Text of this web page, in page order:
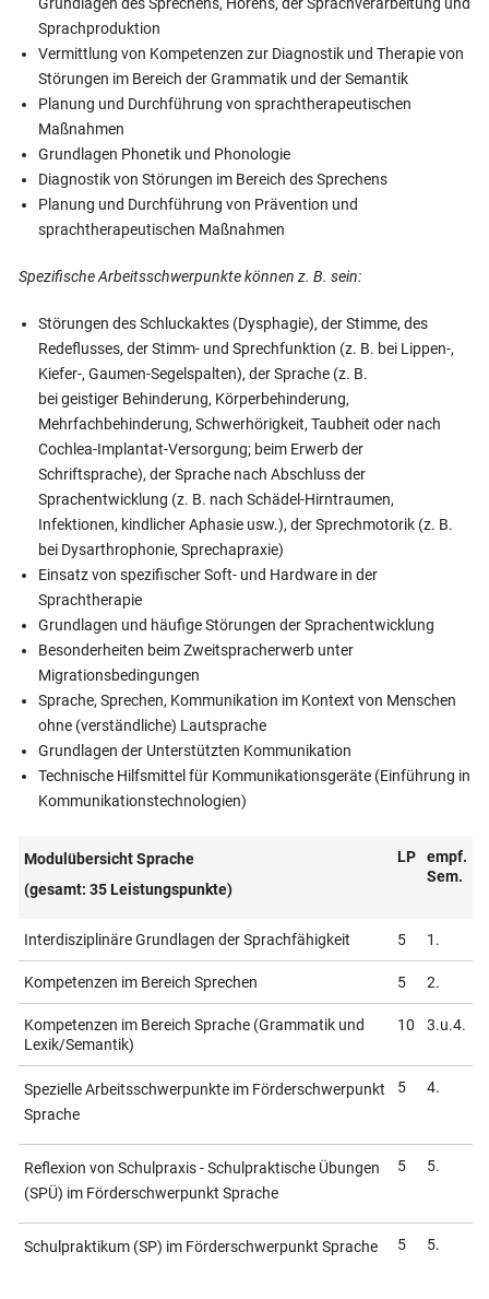
Sprachproduktion
Vermittlung von Kompetenzen zur Diagnostik und Therapie von
Störungen im Bereich der Grammatik und der Semantik
Planung und Durchführung von sprachtherapeutischen
Maßnahmen
Grundlagen Phonetik und Phonologie
Diagnostik von Störungen im Bereich des Sprechens
Planung und Durchführung von Prävention und
sprachtherapeutischen Maßnahmen
Spezifische Arbeitsschwerpunkte können z. B. sein:
Störungen des Schluckaktes (Dysphagie), der Stimme, des
Redeflusses, der Stimm- und Sprechfunktion (z. B. bei Lippen-,
Kiefer-, Gaumen-Segelspalten), der Sprache (z. B.
bei geistiger Behinderung, Körperbehinderung,
Mehrfachbehinderung, Schwerhörigkeit, Taubheit oder nach
Cochlea-Implantat-Versorgung; beim Erwerb der
Schriftsprache), der Sprache nach Abschluss der
Sprachentwicklung (z. B. nach Schädel-Hirntraumen,
Infektionen, kindlicher Aphasie usw.), der Sprechmotorik (z. B.
bei Dysarthrophonie, Sprechapraxie)
Einsatz von spezifischer Soft- und Hardware in der
Sprachtherapie
Grundlagen und häufige Störungen der Sprachentwicklung
Besonderheiten beim Zweitspracherwerb unter
Migrationsbedingungen
Sprache, Sprechen, Kommunikation im Kontext von Menschen
ohne (verständliche) Lautsprache
Grundlagen der Unterstützten Kommunikation
Technische Hilfsmittel für Kommunikationsgeräte (Einführung in
Kommunikationstechnologien)
Modulübersicht Sprache
(gesamt: 35 Leistungspunkte)
LP
empf.
Sem.
Interdisziplinäre Grundlagen der Sprachfähigkeit 5 1.
Kompetenzen im Bereich Sprechen 5 2.
Kompetenzen im Bereich Sprache (Grammatik und
Lexik/Semantik)
10 3.u.4.
Spezielle Arbeitsschwerpunkte im Förderschwerpunkt
Sprache
5 4.
Reflexion von Schulpraxis - Schulpraktische Übungen
(SPÜ) im Förderschwerpunkt Sprache
5 5.
Schulpraktikum (SP) im Förderschwerpunkt Sprache 5 5.